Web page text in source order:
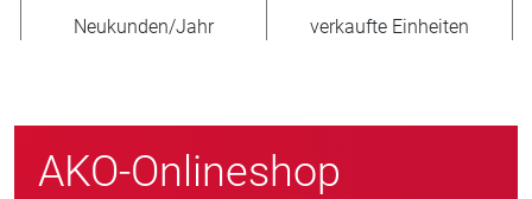
Neukunden/Jahr verkaufte Einheiten
AKO-Onlineshop